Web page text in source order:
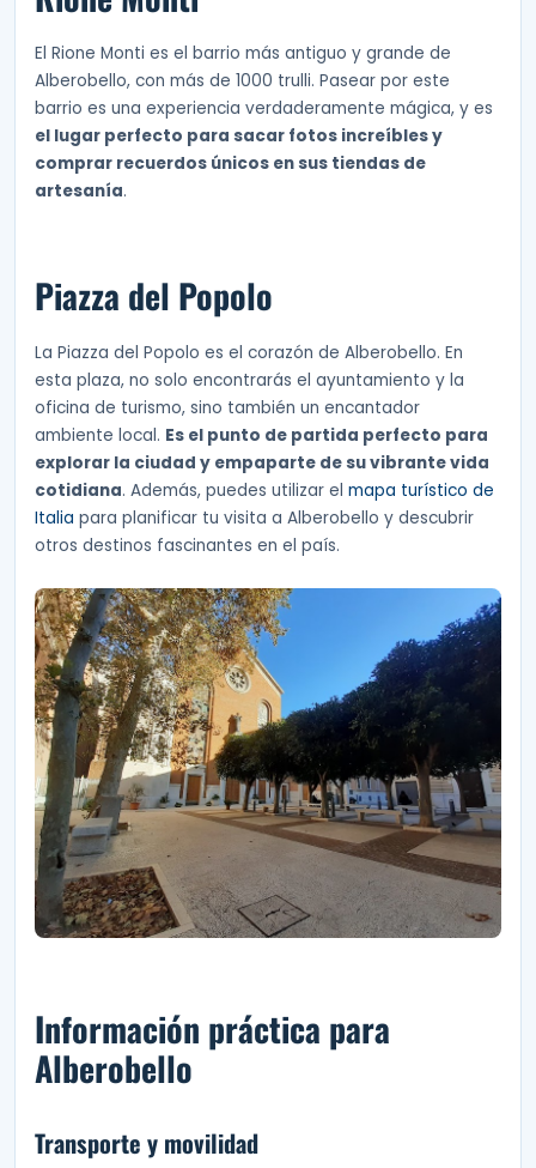
El Rione Monti es el barrio más antiguo y grande de
Alberobello, con más de 1000 trulli. Pasear por este
barrio es una experiencia verdaderamente mágica, y es
el lugar perfecto para sacar fotos increíbles y
comprar recuerdos únicos en sus tiendas de
artesanía.
Piazza del Popolo
La Piazza del Popolo es el corazón de Alberobello. En
esta plaza, no solo encontrarás el ayuntamiento y la
oficina de turismo, sino también un encantador
ambiente local. Es el punto de partida perfecto para
explorar la ciudad y empaparte de su vibrante vida
cotidiana. Además, puedes utilizar el mapa turístico de
Italia para planificar tu visita a Alberobello y descubrir
otros destinos fascinantes en el país.
Información práctica para
Alberobello
Transporte y movilidad